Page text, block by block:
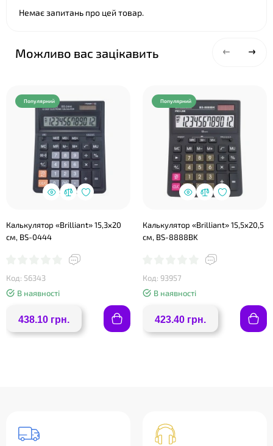
Немає запитань про цей товар.
Можливо вас зацікавить
Популярний
Калькулятор «Brilliant» 15,3х20
см, BS-0444
Код: 56343
В наявності
438.10 грн.
Популярний
Калькулятор «Brilliant» 15,5х20,5
см, BS-8888BK
Код: 93957
В наявності
423.40 грн.
❤